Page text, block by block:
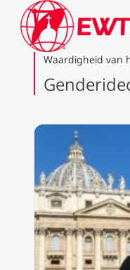
Waardigheid van